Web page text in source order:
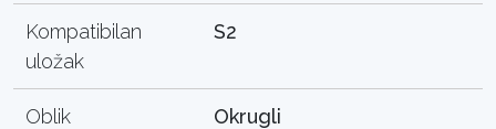
Kompatibilan
uložak
S2
Oblik Okrugli